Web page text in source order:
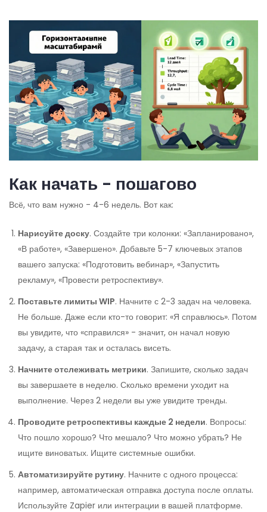
Как начать - пошагово
Всё, что вам нужно - 4-6 недель. Вот как:
Нарисуйте доску. Создайте три колонки: «Запланировано»,
«В работе», «Завершено». Добавьте 5-7 ключевых этапов
вашего запуска: «Подготовить вебинар», «Запустить
рекламу», «Провести ретроспективу».
Поставьте лимиты WIP. Начните с 2-3 задач на человека.
Не больше. Даже если кто-то говорит: «Я справлюсь». Потом
вы увидите, что «справился» - значит, он начал новую
задачу, а старая так и осталась висеть.
Начните отслеживать метрики. Запишите, сколько задач
вы завершаете в неделю. Сколько времени уходит на
выполнение. Через 2 недели вы уже увидите тренды.
Проводите ретроспективы каждые 2 недели. Вопросы:
Что пошло хорошо? Что мешало? Что можно убрать? Не
ищите виноватых. Ищите системные ошибки.
Автоматизируйте рутину. Начните с одного процесса:
например, автоматическая отправка доступа после оплаты.
Используйте Zapier или интеграции в вашей платформе.